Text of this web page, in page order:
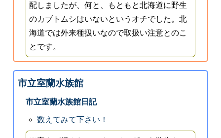
配しましたが、何と、もともと北海道に野生
のカブトムシはいないというオチでした。北
海道では外来種扱いなので取扱い注意とのこ
とです。
市立室蘭水族館
市立室蘭水族館日記
数えてみて下さい！